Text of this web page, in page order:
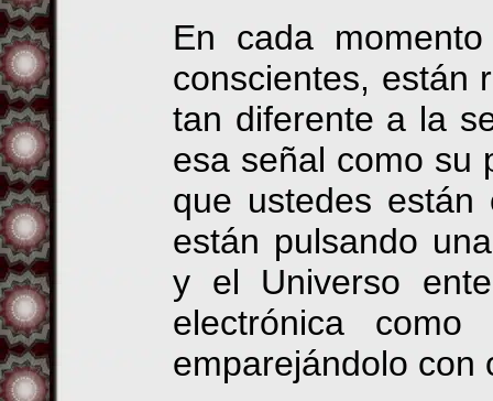
En cada
conscientes, están
tan diferente a la
esa señal como su
que ustedes están
están pulsando
y el Universo
electrónica
emparejándolo con